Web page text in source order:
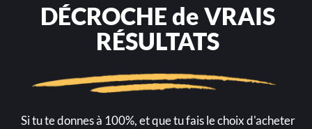
DÉCROCHE de VRAIS
RÉSULTATS
Si tu te donnes à 100%, et que tu fais le choix d'acheter